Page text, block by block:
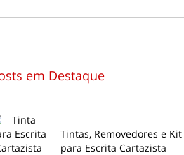
em Destaque
Tintas, Removedores e
para Escrita Cartazista